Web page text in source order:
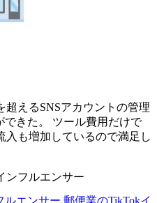
超えるSNSアカウントの管理
できた。 ツール費用だけで
入も増加しているので満足し
ンフルエンサー
ルエンサー 郵便業のTikTokイ